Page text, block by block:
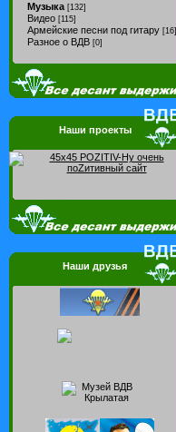
Музыка [132]
Видео [115]
Армейские песни под гитару [16]
Разное о ВДВ [0]
Наши проекты
Наши друзья